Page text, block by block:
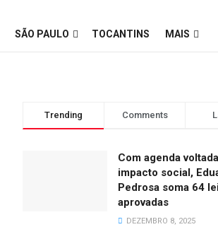
SÃO PAULO TOCANTINS MAIS
Trending Comments
Com agenda
impacto social,
Pedrosa soma 64
aprovadas
DEZEMBRO 8, 2025